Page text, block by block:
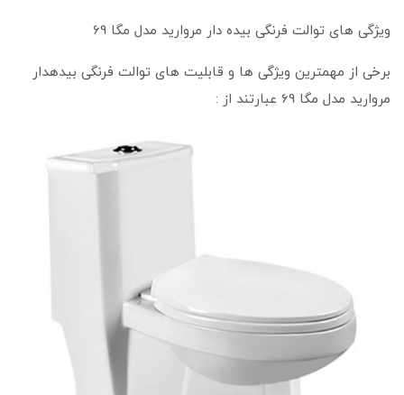
ویژگی های توالت فرنگی بیده دار مروارید مدل مگا 69
برخی از مهمترین ویژگی ها و قابلیت های توالت فرنگی بیدهدار
مروارید مدل مگا 69 عبارتند از :